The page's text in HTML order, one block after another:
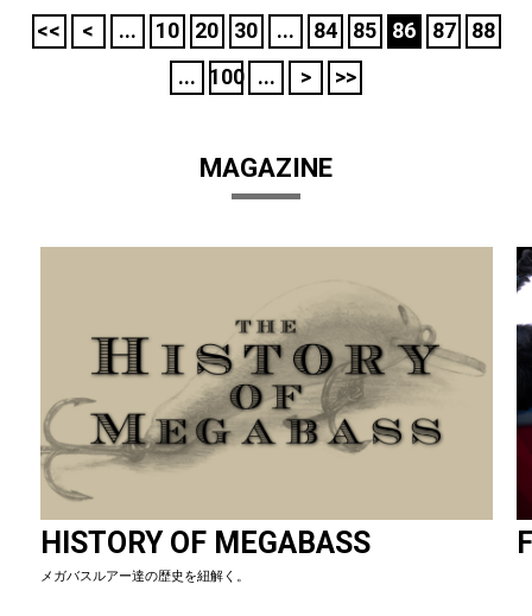
<< < ... 10 20 30 ... 84 85 86 87
88
...
100 ... > >>
MAGAZINE
HISTORY OF MEGABASS
メガバスルアー達の歴史を紐解く。